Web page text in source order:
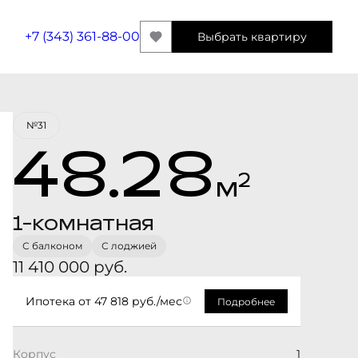
+7 (343) 361-88-00 Выбрать квартиру
Забронировать
№31
48.28м2
1-комнатная
С балконом С лоджией
11 410 000 руб.
Ипотека от 47 818 руб./мес Подробнее
Корпус
1